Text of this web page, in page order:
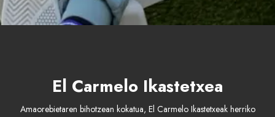
El Carmelo Ikastetxea
Amaorebietaren bihotzean kokatua, El Carmelo Ikastetxeak herriko